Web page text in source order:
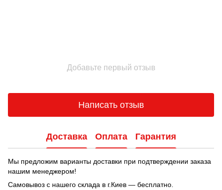
Добавьте первый отзыв
Написать отзыв
Доставка Оплата Гарантия
Мы предложим варианты доставки при подтверждении заказа
нашим менеджером!
Самовывоз с нашего склада в г.Киев — бесплатно.